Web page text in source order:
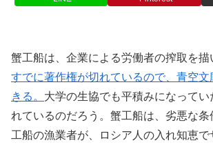
蟹工船は、企業による労働者の搾取を描
すでに著作権が切れているので、青空
きる。 大学の生協でも平積みになって
れているのだろう。蟹工船は、劣悪な
工船の漁業者が、ロシア人の入れ知恵で